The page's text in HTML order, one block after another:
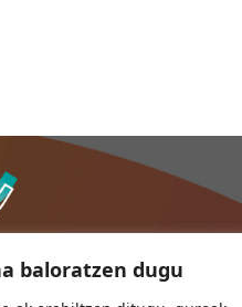
baloratzen dugu